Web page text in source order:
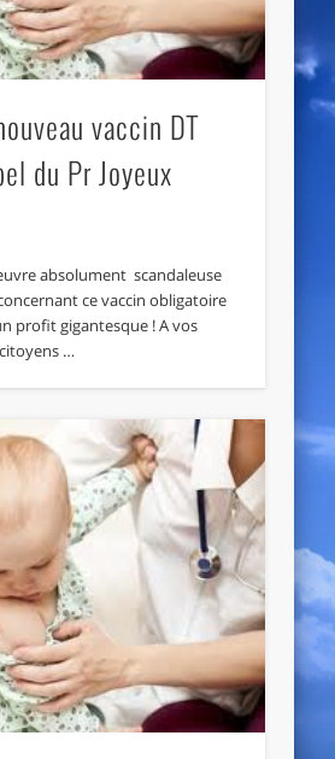
vaccin DT
du Pr Joyeux
absolument scandaleuse
ce vaccin obligatoire
profit gigantesque ! A vos
…